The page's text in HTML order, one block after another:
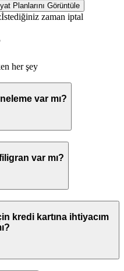
Planlarını Görüntüle
İstediğiniz zaman iptal
her şey
var mı?
var mı?
kredi kartına ihtiyacım